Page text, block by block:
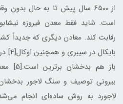
از 6500 سال پيش تا به حال بدون
است. شايد فقط معدن فيروزه
رقابت کند. معادن ديگرى که جديداً
باز هم
بیرونی توصیف و سنگ لاجور
لاجورد به روش ساده‌اي انجام